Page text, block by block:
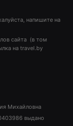
напишите на
сайта (в том
на travel.by
Михайловна
выдано